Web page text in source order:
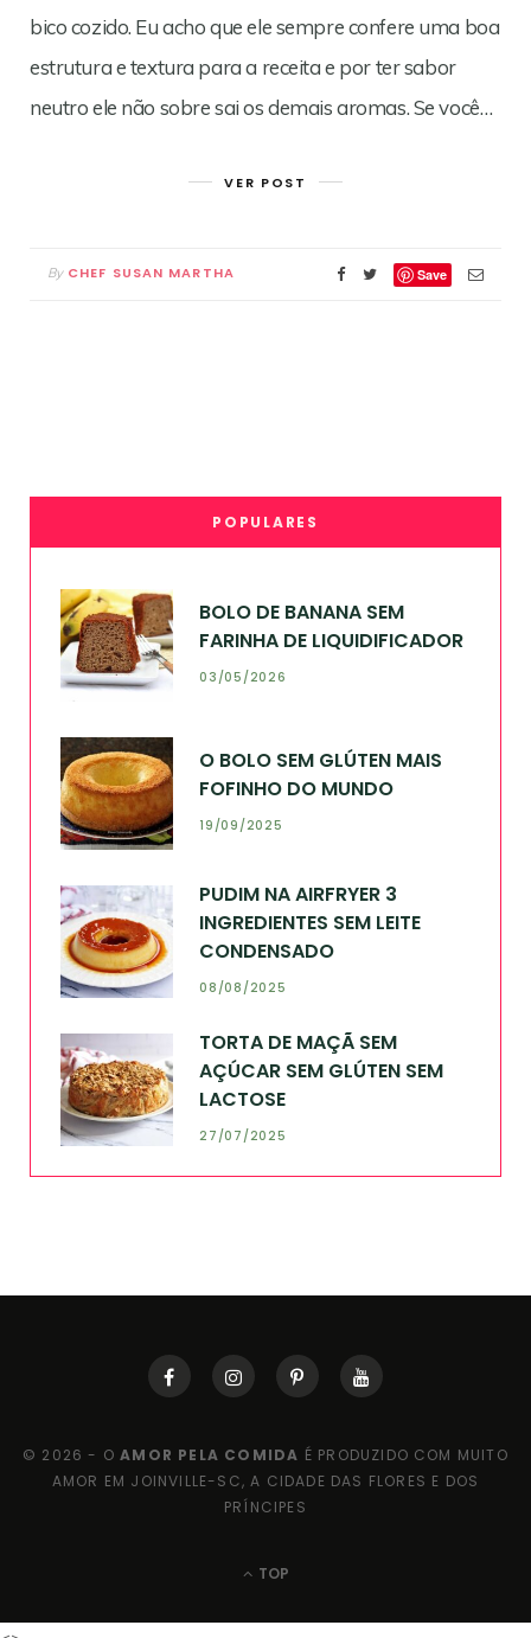
bico cozido. Eu acho que ele sempre confere uma boa
estrutura e textura para a receita e por ter sabor
neutro ele não sobre sai os demais aromas. Se você…
VER POST
By CHEF SUSAN MARTHA Save
POPULARES
BOLO DE BANANA SEM
FARINHA DE LIQUIDIFICADOR
03/05/2026
O BOLO SEM GLÚTEN MAIS
FOFINHO DO MUNDO
19/09/2025
PUDIM NA AIRFRYER 3
INGREDIENTES SEM LEITE
CONDENSADO
08/08/2025
TORTA DE MAÇÃ SEM
AÇÚCAR SEM GLÚTEN SEM
LACTOSE
27/07/2025
© 2026 - OAMOR PELA COMIDA É PRODUZIDO COM MUITO
AMOR EM JOINVILLE-SC, A CIDADE DAS FLORES E DOS
PRÍNCIPES
TOP